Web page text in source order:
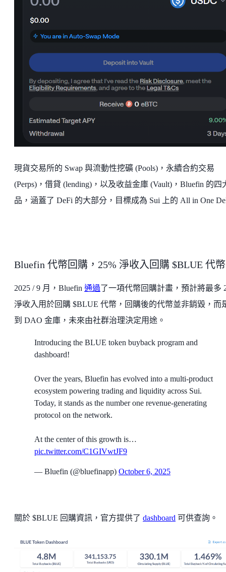
現貨交易所的 Swap 與流動性挖礦 (Pools)，永續合約交易
(Perps)，借貸 (lending)，以及收益金庫 (Vault)，Bluefin 的四
品，涵蓋了 DeFi 的大部分，目標成為 Sui 上的 All in One
Bluefin 代幣回購，25% 淨收入回購 $BLUE 代幣
2025 / 9 月，Bluefin 通過了一項代幣回購計畫，預計將最多
淨收入用於回購 $BLUE 代幣，回購後的代幣並非銷毀，而
到 DAO 金庫，未來由社群治理決定用途。
Introducing the BLUE token buyback program and
dashboard!
Over the years, Bluefin has evolved into a multi-product
ecosystem powering trading and liquidity across Sui.
Today, it stands as the number one revenue-generating
protocol on the network.
At the center of this growth is…
pic.twitter.com/C1GIVwtJF9
— Bluefin (@bluefinapp) October 6, 2025
關於 $BLUE 回購資訊，官方提供了 dashboard 可供查詢。